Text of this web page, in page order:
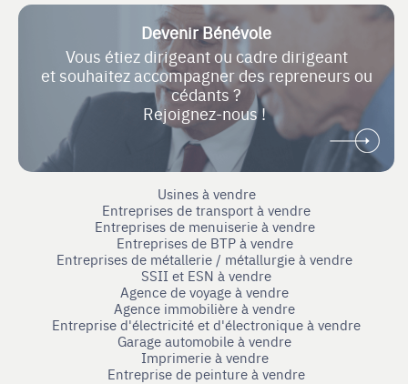
Devenir Bénévole
Vous étiez dirigeant ou cadre dirigeant
et souhaitez accompagner des repreneurs ou
cédants ?
Rejoignez-nous !
Usines à vendre
Entreprises de transport à vendre
Entreprises de menuiserie à vendre
Entreprises de BTP à vendre
Entreprises de métallerie / métallurgie à vendre
SSII et ESN à vendre
Agence de voyage à vendre
Agence immobilière à vendre
Entreprise d'électricité et d'électronique à vendre
Garage automobile à vendre
Imprimerie à vendre
Entreprise de peinture à vendre